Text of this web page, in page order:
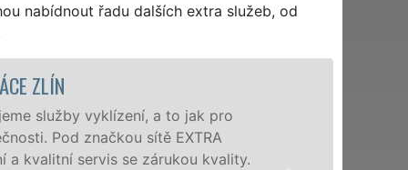
nabídnout řadu dalších extra služeb, od